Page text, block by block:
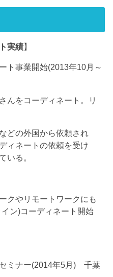
実績】
ト事業開始(2013年10月～
んをコーディネート。リ
どの外国から依頼され
ィネートの依頼を受け
いる。
クやリモートワークにも
ン)コーディネート開始
ミナー(2014年5月) 千葉